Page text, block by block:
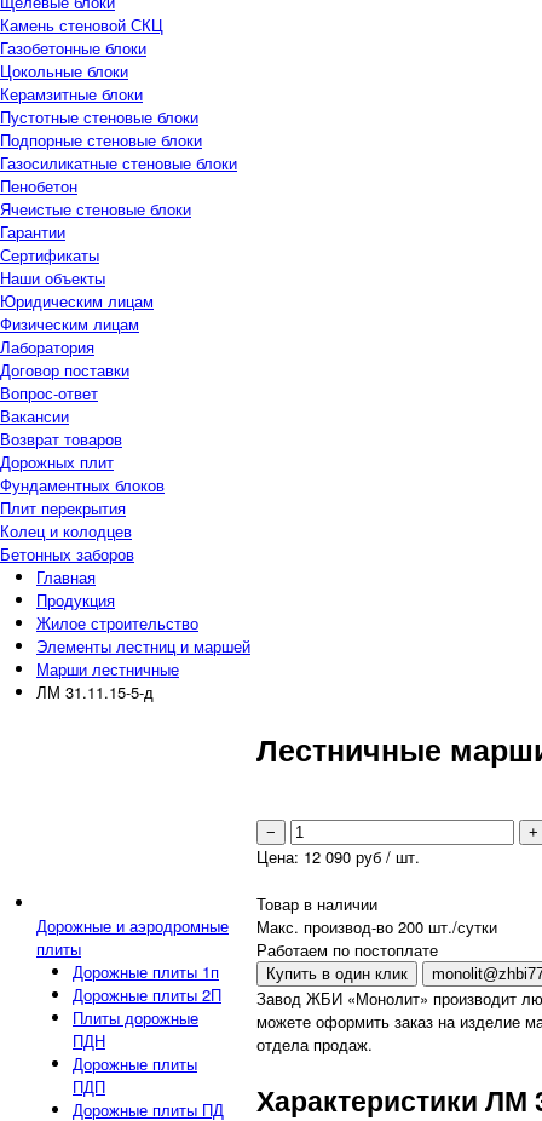
Камень стеновой СКЦ
Газобетонные блоки
Цокольные блоки
Керамзитные блоки
Пустотные стеновые блоки
Подпорные стеновые блоки
Газосиликатные стеновые блоки
Пенобетон
Ячеистые стеновые блоки
Гарантии
Сертификаты
Наши объекты
Юридическим лицам
Физическим лицам
Лаборатория
Договор поставки
Вопрос-ответ
Вакансии
Возврат товаров
Дорожных плит
Фундаментных блоков
Плит перекрытия
Колец и колодцев
Бетонных заборов
Главная
Продукция
Жилое строительство
Элементы лестниц и маршей
Марши лестничные
ЛМ 31.11.15-5-д
Дорожные и аэродромные
плиты
Дорожные плиты 1п
Дорожные плиты 2П
Плиты дорожные
ПДН
Дорожные плиты
ПДП
Дорожные плиты ПД
Лестничные
− +
Цена: 12 090 руб / шт.
Товар в наличии
Макс. производ-во 200 шт./сутки
Работаем по постоплате
Купить в один клик
Завод ЖБИ «Монолит» производит
можете оформить заказ на изделие
отдела продаж.
Характеристики ЛМ